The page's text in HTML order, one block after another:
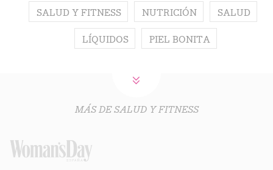
SALUD Y FITNESS NUTRICIÓN SALUD
LÍQUIDOS PIEL BONITA
MÁS DE SALUD Y FITNESS